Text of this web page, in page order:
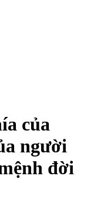
của
người
đời